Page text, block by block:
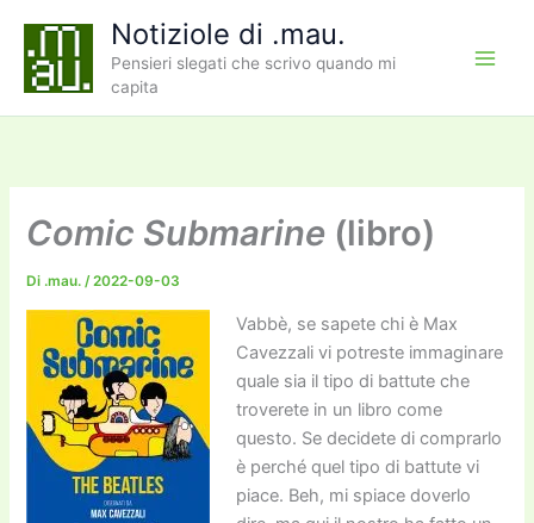
contenuto
Notiziole di .mau.
Pensieri slegati che scrivo quando mi
capita
Comic Submarine (libro)
Di .mau./2022-09-03
Vabbè, se sapete chi è Max
Cavezzali vi potreste immaginare
quale sia il tipo di battute che
troverete in un libro come
questo. Se decidete di comprarlo
è perché quel tipo di battute vi
piace. Beh, mi spiace doverlo